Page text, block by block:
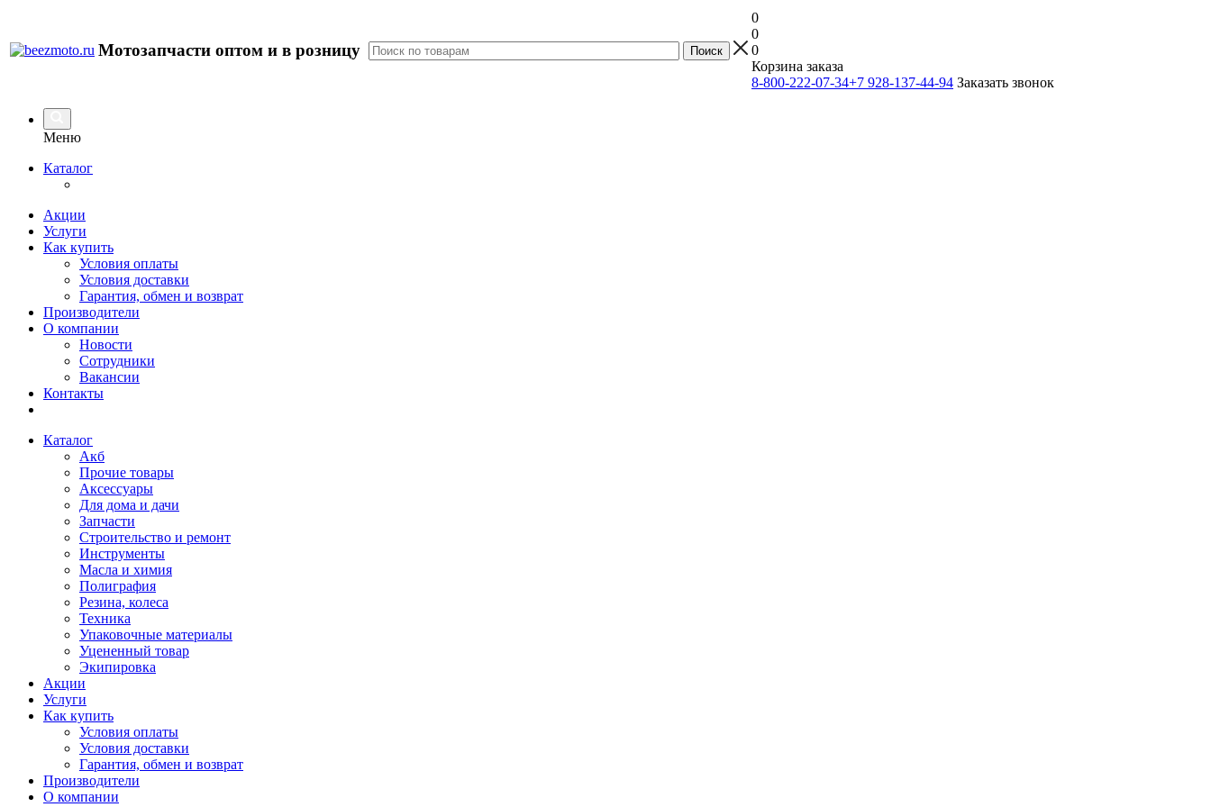
Мотозапчасти оптом и в розницу
0
0
0
Корзина заказа
8-800-222-07-34+7 928-137-44-94 Заказать звонок
Меню
Каталог
Акции
Услуги
Как купить
Условия оплаты
Условия доставки
Гарантия, обмен и возврат
Производители
О компании
Новости
Сотрудники
Вакансии
Контакты
Каталог
Акб
Прочие товары
Аксессуары
Для дома и дачи
Запчасти
Строительство и ремонт
Инструменты
Масла и химия
Полиграфия
Резина, колеса
Техника
Упаковочные материалы
Уцененный товар
Экипировка
Акции
Услуги
Как купить
Условия оплаты
Условия доставки
Гарантия, обмен и возврат
Производители
О компании